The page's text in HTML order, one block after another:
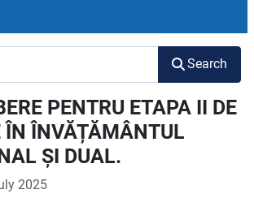
Search
PENTRU ETAPA II DE
ÎN ÎNVĂȚĂMÂNTUL
ȘI DUAL.
2025